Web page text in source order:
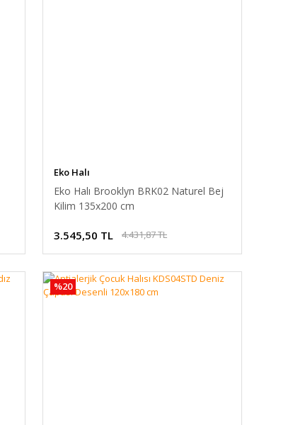
Eko Halı
Eko Halı Brooklyn BRK02 Naturel Bej
Kilim 135x200 cm
3.545,50 TL 4.431,87 TL
%20